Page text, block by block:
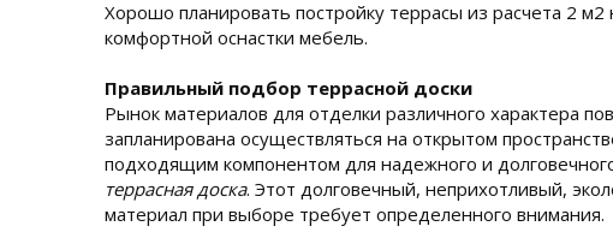
Хорошо планировать постройку террасы из расчета 2
комфортной оснастки мебель.
Правильный подбор террасной доски
Рынок материалов для отделки различного характера
запланирована осуществляться на открытом
подходящим компонентом для надежного и
террасная доска. Этот долговечный, неприхотливый,
материал при выборе требует определенного внимания.